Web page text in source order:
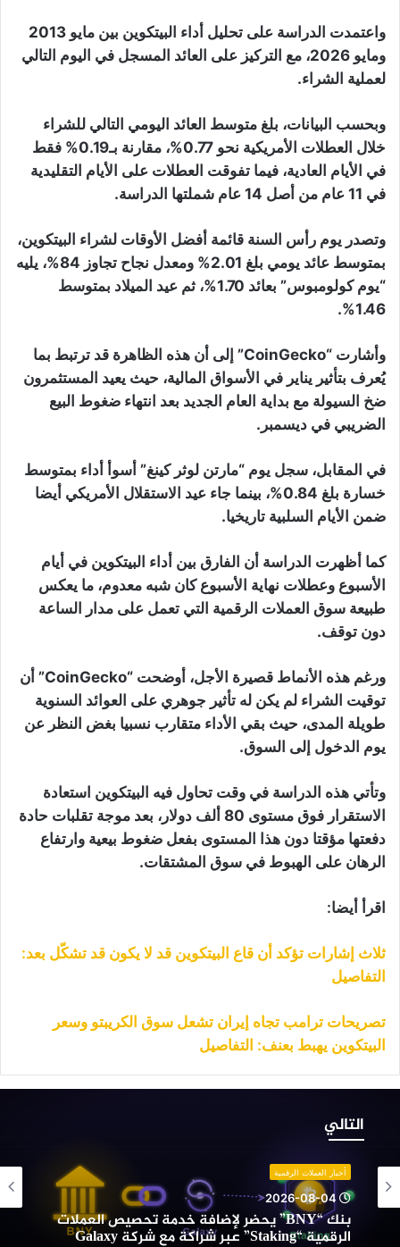
واعتمدت الدراسة على تحليل أداء البيتكوين بين مايو 2013
ومايو 2026، مع التركيز على العائد المسجل في اليوم التالي
لعملية الشراء.
وبحسب البيانات، بلغ متوسط العائد اليومي التالي للشراء
خلال العطلات الأمريكية نحو 0.77%، مقارنة بـ0.19% فقط
في الأيام العادية، فيما تفوقت العطلات على الأيام التقليدية
في 11 عام من أصل 14 عام شملتها الدراسة.
وتصدر يوم رأس السنة قائمة أفضل الأوقات لشراء البيتكوين،
بمتوسط عائد يومي بلغ 2.01% ومعدل نجاح تجاوز 84%، يليه
“يوم كولومبوس” بعائد 1.70%، ثم عيد الميلاد بمتوسط
1.46%.
وأشارت “CoinGecko” إلى أن هذه الظاهرة قد ترتبط بما
يُعرف بتأثير يناير في الأسواق المالية، حيث يعيد المستثمرون
ضخ السيولة مع بداية العام الجديد بعد انتهاء ضغوط البيع
الضريبي في ديسمبر.
في المقابل، سجل يوم “مارتن لوثر كينغ” أسوأ أداء بمتوسط
خسارة بلغ 0.84%، بينما جاء عيد الاستقلال الأمريكي أيضا
ضمن الأيام السلبية تاريخيا.
كما أظهرت الدراسة أن الفارق بين أداء البيتكوين في أيام
الأسبوع وعطلات نهاية الأسبوع كان شبه معدوم، ما يعكس
طبيعة سوق العملات الرقمية التي تعمل على مدار الساعة
دون توقف.
ورغم هذه الأنماط قصيرة الأجل، أوضحت “CoinGecko” أن
توقيت الشراء لم يكن له تأثير جوهري على العوائد السنوية
طويلة المدى، حيث بقي الأداء متقارب نسبيا بغض النظر عن
يوم الدخول إلى السوق.
وتأتي هذه الدراسة في وقت تحاول فيه البيتكوين استعادة
الاستقرار فوق مستوى 80 ألف دولار، بعد موجة تقلبات حادة
دفعتها مؤقتا دون هذا المستوى بفعل ضغوط بيعية وارتفاع
الرهان على الهبوط في سوق المشتقات.
اقرأ أيضا:
ثلاث إشارات تؤكد أن قاع البيتكوين قد لا يكون قد تشكّل بعد:
التفاصيل
تصريحات ترامب تجاه إيران تشعل سوق الكريبتو وسعر
البيتكوين يهبط بعنف: التفاصيل
التالي
خدمة
تحصيص
العملات
أخبار العملات الرقمية
2026-08-04
بنك “BNY” يحضر لإضافة خدمة تحصيص العملات
الرقمية “Staking” عبر شراكة مع شركة Galaxy